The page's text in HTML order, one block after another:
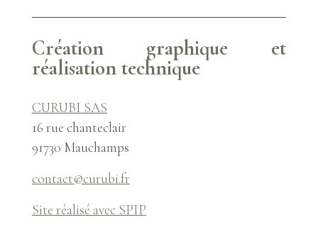
Création graphique et
réalisation technique
CURUBI SAS
16 rue chanteclair
91730 Mauchamps
contact@curubi.fr
Site réalisé avec SPIP